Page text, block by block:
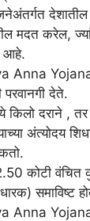
मदत करेल,
आहे.
Anna Yojana
परवानगी देते.
किलो दराने ,
अंत्योदय
कोटी
समाविष्ट
Anna Yojana